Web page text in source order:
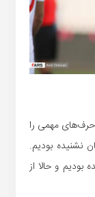
حرف‌های مهمی را
نشنیده بودیم.
بودیم و حالا از